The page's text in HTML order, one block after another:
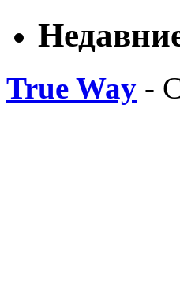
True Way -